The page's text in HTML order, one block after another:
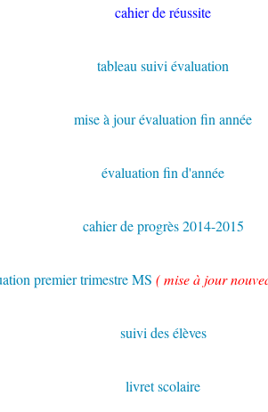
cahier de réussite
tableau suivi évaluation
mise à jour évaluation fin année
évaluation fin d'année
cahier de progrès 2014-2015
premier trimestre MS ( mise à jour
suivi des élèves
livret scolaire